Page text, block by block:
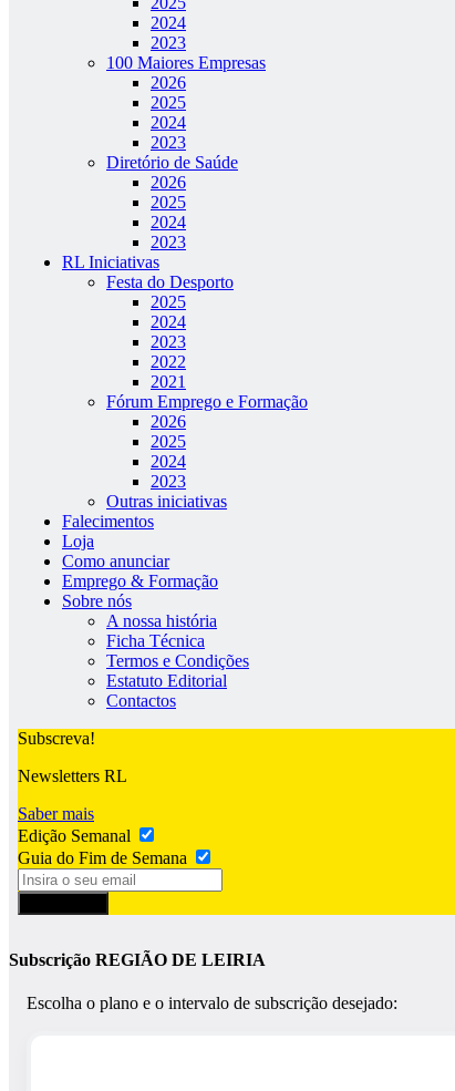
2024
2023
100 Maiores Empresas
2026
2025
2024
2023
Diretório de Saúde
2026
2025
2024
2023
RL Iniciativas
Festa do Desporto
2025
2024
2023
2022
2021
Fórum Emprego e Formação
2026
2025
2024
2023
Outras iniciativas
Falecimentos
Loja
Como anunciar
Emprego & Formação
Sobre nós
A nossa história
Ficha Técnica
Termos e Condições
Estatuto Editorial
Contactos
Subscreva!
Newsletters RL
Saber mais
Edição Semanal
Guia do Fim de Semana
Subscrição REGIÃO DE LEIRIA
Escolha o plano e o intervalo de subscrição desejado: